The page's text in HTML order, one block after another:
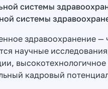
системы
системы
здравоохранение —
научные
кадровый